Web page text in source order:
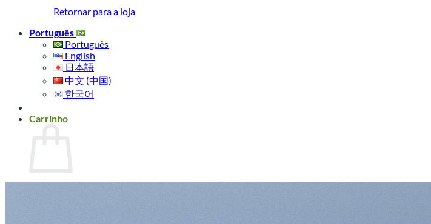
Retornar para a loja
Português
Português
English
日本語
中文 (中国)
한국어
Carrinho